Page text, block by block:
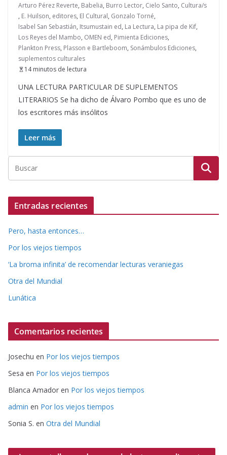
Arturo Pérez Reverte, Babelia, Burro Lector, Cielo Santo, Cultura/s
, E. Huilson, editores, El Cultural, Gonzalo Torné,
Isabel San Sebastián, Itsumustain ed, La Lectura, La pipa de Kif,
Los Reyes del Mambo, OMEN ed, Pimienta Ediciones,
Plankton Press, Plasson e Bartleboom, Sonámbulos Ediciones,
suplementos culturales
14 minutos de lectura
UNA LECTURA PARTICULAR DE SUPLEMENTOS
LITERARIOS Se ha dicho de Álvaro Pombo que es uno de
los escritores más insólitos
Leer más
Entradas recientes
Pero, hasta entonces…
Por los viejos tiempos
‘La broma infinita’ de recomendar lecturas veraniegas
Otra del Mundial
Lunática
Comentarios recientes
Josechu en Por los viejos tiempos
Sesa en Por los viejos tiempos
Blanca Amador en Por los viejos tiempos
admin en Por los viejos tiempos
Sonia S. en Otra del Mundial